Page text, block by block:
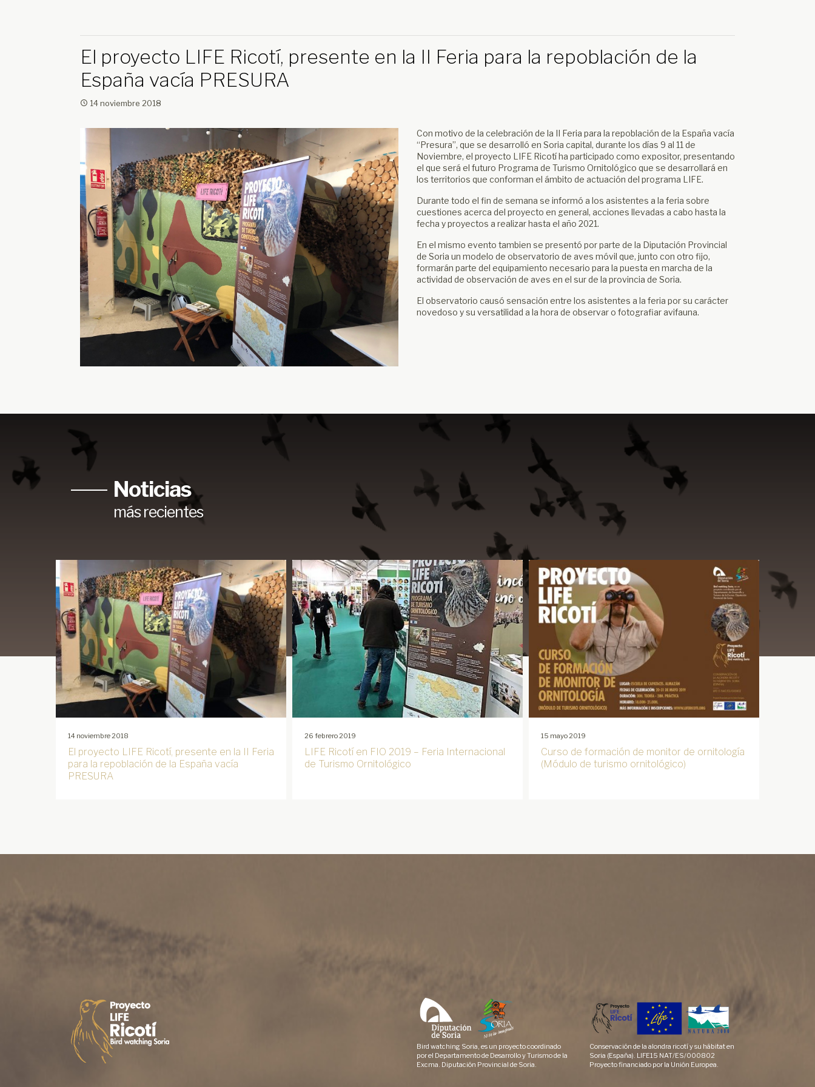
El proyecto LIFE Ricotí, presente en la II Feria para la repoblación de la
España vacía PRESURA
14 noviembre 2018
Con motivo de la celebración de la II Feria para la repoblación de la España vacía
“Presura”, que se desarrolló en Soria capital, durante los días 9 al 11 de
Noviembre, el proyecto LIFE Ricotí ha participado como expositor, presentando
el que será el futuro Programa de Turismo Ornitológico que se desarrollará en
los territorios que conforman el ámbito de actuación del programa LIFE.
Durante todo el fin de semana se informó a los asistentes a la feria sobre
cuestiones acerca del proyecto en general, acciones llevadas a cabo hasta la
fecha y proyectos a realizar hasta el año 2021.
En el mismo evento tambien se presentó por parte de la Diputación Provincial
de Soria un modelo de observatorio de aves móvil que, junto con otro fijo,
formarán parte del equipamiento necesario para la puesta en marcha de la
actividad de observación de aves en el sur de la provincia de Soria.
El observatorio causó sensación entre los asistentes a la feria por su carácter
novedoso y su versatilidad a la hora de observar o fotografiar avifauna.
Noticias
más recientes
14 noviembre 2018
El proyecto LIFE Ricotí, presente en la II Feria
para la repoblación de la España vacía
PRESURA
26 febrero 2019
LIFE Ricotí en FIO 2019 – Feria Internacional
de Turismo Ornitológico
15 mayo 2019
Curso de formación de monitor de ornitología
(Módulo de turismo ornitológico)
Bird watching Soria, es un proyecto coordinado
por el Departamento de Desarrollo y Turismo de la
Excma. Diputación Provincial de Soria.
Conservación de la alondra ricotí y su hábitat en
Soria (España). LIFE15 NAT/ES/000802
Proyecto financiado por la Unión Europea.